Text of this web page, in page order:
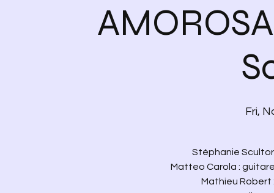
Fri,
Stéphanie
Matteo Carola :
Mathieu Robert